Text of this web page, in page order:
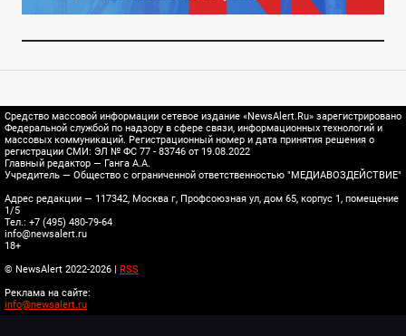
Средство массовой информации сетевое издание «NewsAlert.Ru» зарегистрировано
Федеральной службой по надзору в сфере связи, информационных технологий и
массовых коммуникаций. Регистрационный номер и дата принятия решения о
регистрации СМИ: ЭЛ № ФС 77 - 83746 от 19.08.2022
Главный редактор — Ганга А.А.
Учредитель — Общество с ограниченной ответственностью "МЕДИАВОЗДЕЙСТВИЕ"
Адрес редакции — 117342, Москва г, Профсоюзная ул, дом 65, корпус 1, помещение
1/5
Тел.: +7 (495) 480-79-64
info@newsalert.ru
18+
© NewsAlert 2022-2026 | RSS
Реклама на сайте:
info@newsalert.ru